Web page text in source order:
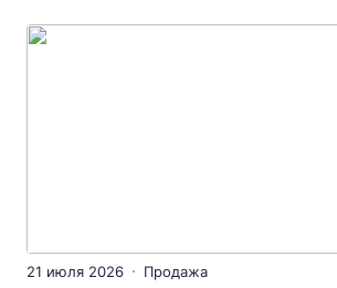
21 июля 2026
Продажа